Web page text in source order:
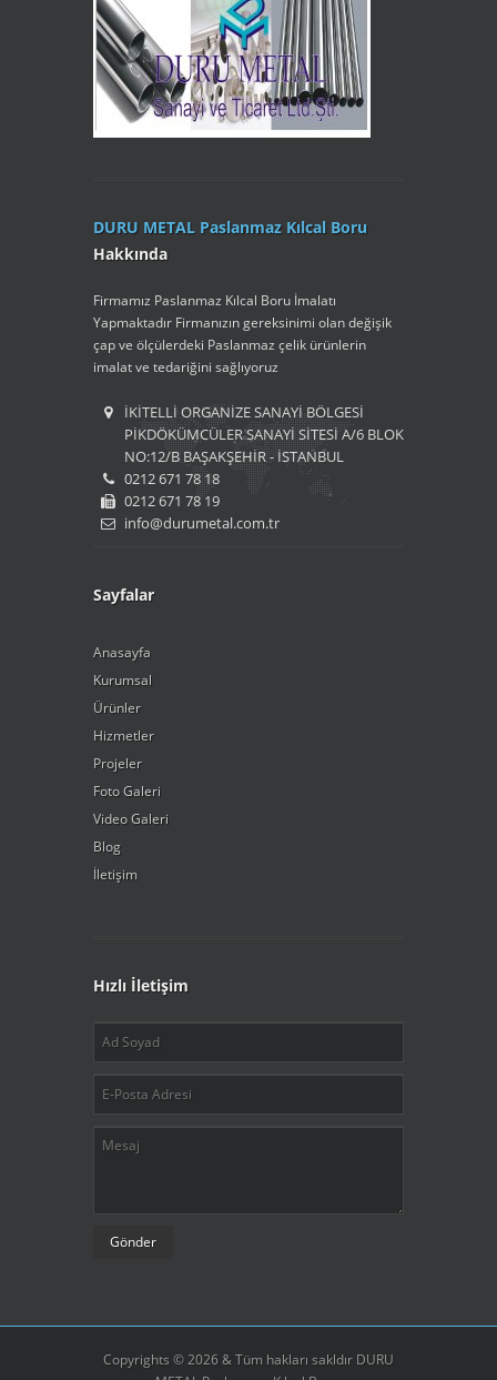
DURU METAL Paslanmaz Kılcal Boru
Hakkında
Firmamız Paslanmaz Kılcal Boru İmalatı
Yapmaktadır Firmanızın gereksinimi olan değişik
çap ve ölçülerdeki Paslanmaz çelik ürünlerin
imalat ve tedariğini sağlıyoruz
İKİTELLİ ORGANİZE SANAYİ BÖLGESİ
PİKDÖKÜMCÜLER SANAYİ SİTESİ A/6 BLOK
NO:12/B BAŞAKŞEHİR - İSTANBUL
0212 671 78 18
0212 671 78 19
info@durumetal.com.tr
Sayfalar
Anasayfa
Kurumsal
Ürünler
Hizmetler
Projeler
Foto Galeri
Video Galeri
Blog
İletişim
Hızlı İletişim
Gönder
Copyrights © 2026 & Tüm hakları sakldır DURU